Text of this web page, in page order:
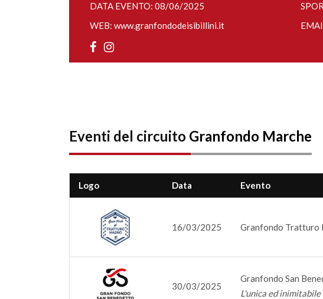
DATA EVENTO: 08/06/2025
WEB: www.granfondodeisibillini.it
Eventi del circuito Granfondo Marche
Logo Data Evento
16/03/2025 Granfondo Tratturo
30/03/2025
Granfondo San
L'unica ed inimitabile